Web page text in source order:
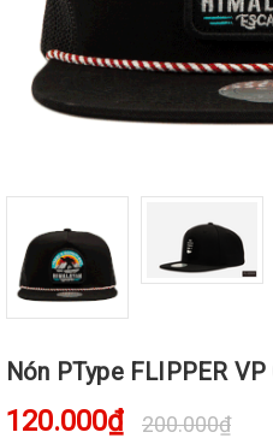
Nón PType FLIPPER
120.000₫ 200.000₫